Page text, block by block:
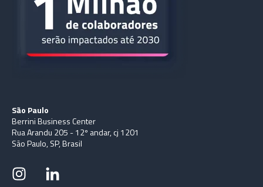
São Paulo
Berrini Business Center
Rua Arandu 205 - 12º andar, cj 1201
São Paulo, SP, Brasil